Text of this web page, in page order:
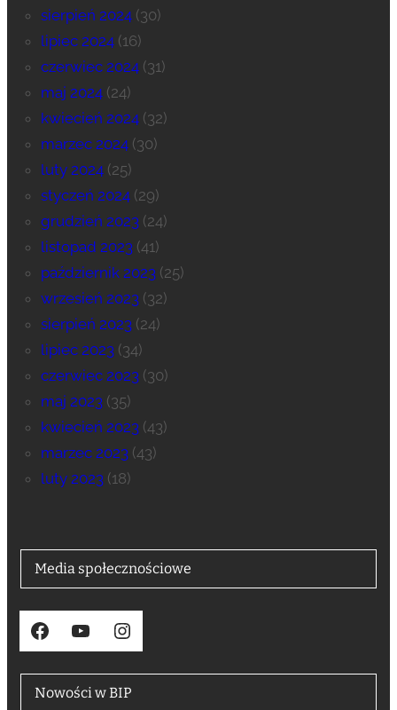
sierpień 2024(30)
lipiec 2024(16)
czerwiec 2024(31)
maj 2024(24)
kwiecień 2024(32)
marzec 2024(30)
luty 2024(25)
styczeń 2024(29)
grudzień 2023 (24)
listopad 2023 (41)
październik 2023 (25)
wrzesień 2023 (32)
sierpień 2023 (24)
lipiec 2023 (34)
czerwiec 2023 (30)
maj 2023 (35)
kwiecień 2023 (43)
marzec 2023 (43)
luty 2023 (18)
Media społecznościowe
Facebook YouTube Instagram
Nowości w BIP